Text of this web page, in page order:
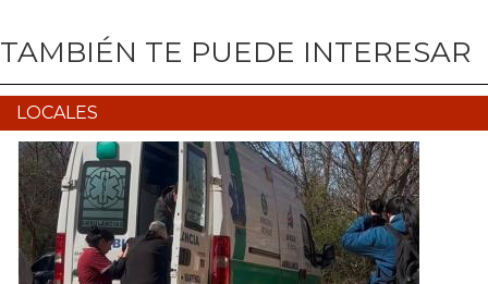
TAMBIÉN TE PUEDE INTERESAR
LOCALES